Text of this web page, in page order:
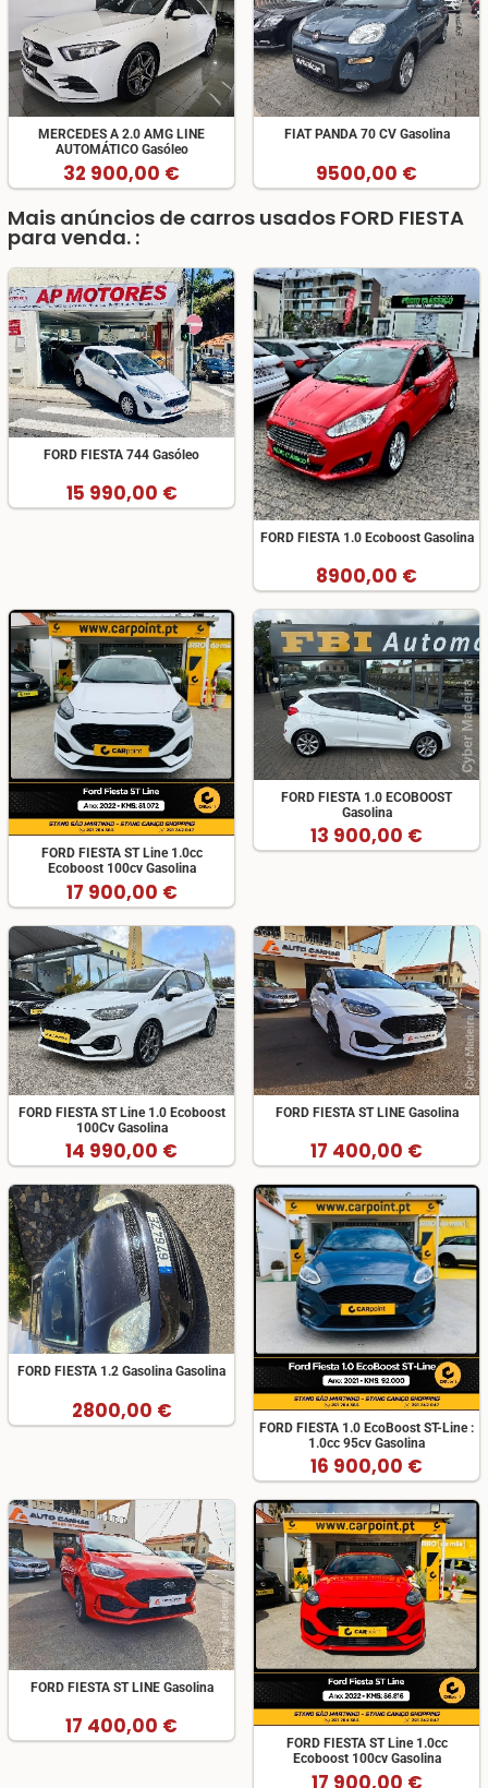
MERCEDES A 2.0 AMG LINE
AUTOMÁTICO Gasóleo
32 900,00 €
FIAT PANDA 70 CV Gasolina
9500,00 €
Mais anúncios de carros usados FORD FIESTA
para venda. :
FORD FIESTA 744 Gasóleo
15 990,00 €
FORD FIESTA 1.0 Ecoboost Gasolina
8900,00 €
FORD FIESTA ST Line 1.0cc
Ecoboost 100cv Gasolina
17 900,00 €
FORD FIESTA 1.0 ECOBOOST
Gasolina
13 900,00 €
FORD FIESTA ST Line 1.0 Ecoboost
100Cv Gasolina
14 990,00 €
FORD FIESTA ST LINE Gasolina
17 400,00 €
FORD FIESTA 1.2 Gasolina Gasolina
2800,00 €
FORD FIESTA 1.0 EcoBoost ST-Line :
1.0cc 95cv Gasolina
16 900,00 €
FORD FIESTA ST LINE Gasolina
17 400,00 €
FORD FIESTA ST Line 1.0cc
Ecoboost 100cv Gasolina
17 900,00 €